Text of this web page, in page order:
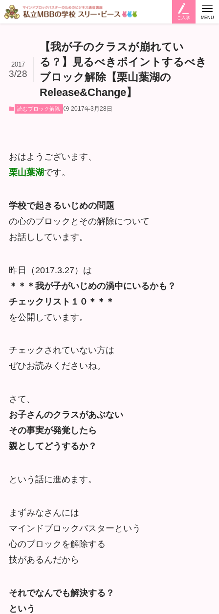
ご入学 MENU
【我が子のクラスが崩れてい
る？】見るべきポイントするべき
ブロック解除【栗山葉湖の
Release&Change】
2017
3/28
読むブロック解除 2017年3月28日
おはようございます、
栗山葉湖です。
学校で起きるいじめの問題
の心のブロックとその解除について
お話ししています。
昨日（2017.3.27）は
＊＊＊我が子がいじめの渦中にいるかも？
チェックリスト１０＊＊＊
を公開しています。
チェックされていない方は
ぜひお読みくださいね。
さて、
お子さんのクラスがあぶない
その事実が発覚したら
親としてどうするか？
という話に進めます。
まずみなさんには
マインドブロックバスターという
心のブロックを解除する
技があるんだから
それでなんでも解決する？
という